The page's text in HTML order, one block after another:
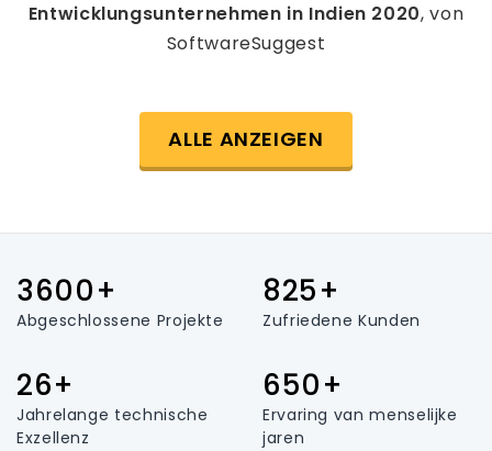
Entwicklungsunternehmen in Indien 2020, von
SoftwareSuggest
ALLE ANZEIGEN
3600+
Abgeschlossene Projekte
825+
Zufriedene Kunden
26+
Jahrelange technische
Exzellenz
650+
Ervaring van menselijke
jaren